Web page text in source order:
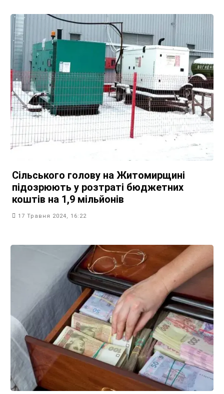
Сільського голову на Житомирщині
підозрюють у розтраті бюджетних
коштів на 1,9 мільйонів
17 Травня 2024, 16:22